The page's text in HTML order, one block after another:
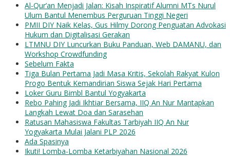
Al-Qur’an Menjadi Jalan: Kisah Inspiratif Alumni MTs Nurul
Ulum Bantul Menembus Perguruan Tinggi Negeri
PMII DIY Naik Kelas, Gus Hilmy Dorong Penguatan Advokasi
Hukum dan Digitalisasi Gerakan
LTMNU DIY Luncurkan Buku Panduan, Web DAMANU, dan
Workshop Crowdfunding
Sebelum Fakta
Tiga Bulan Pertama Jadi Masa Kritis, Sekolah Rakyat Kulon
Progo Bentuk Kemandirian Siswa Sejak Hari Pertama
Loker Guru Bimbl Bantul Yogyakarta
Rebo Pahing Jadi Ikhtiar Bersama, IIQ An Nur Mantapkan
Langkah Lewat Doa dan Sarasehan
Ratusan Mahasiswa Fakultas Tarbiyah IIQ An Nur
Yogyakarta Mulai Jalani PLP 2026
Ada Spasinya
Ikuti! Lomba-Lomba Ketarbiyahan Nasional 2026